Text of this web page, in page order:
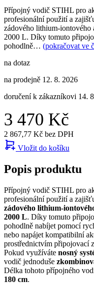
Přípojný vodič STIHL pro
profesionální použití a
zádového lithium-
2000 L. Díky tomuto
pohodlně… (pokračovat ve
na dotaz
na prodejně 12. 8. 2026
doručení k zákazníkovi 14.
3 470 Kč
2 867,77 Kč bez DPH
Vložit do košíku
Popis produktu
Přípojný vodič STIHL pro
profesionální použití a
zádového lithium-
2000 L. Díky tomuto
pohodlně nabíjet pomocí
nebo napájet kompatibilní
prostřednictvím připojovací
Pokud využíváte nosný
vodič jednoduše
Délka tohoto přípojného
180 cm.